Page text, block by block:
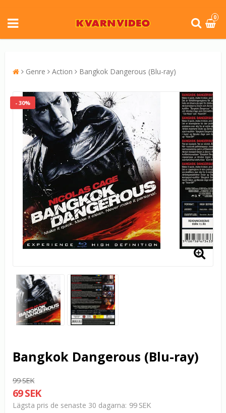
0
Genre Action Bangkok Dangerous (Blu-ray)
- 30%
Bangkok Dangerous (Blu-ray)
99 SEK
69 SEK
Lägsta pris de senaste 30 dagarna 99 SEK